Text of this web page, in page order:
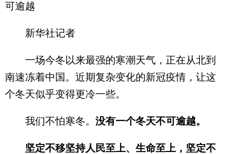
可逾越
新华社记者
一场今冬以来最强的寒潮天气，正在从北到
南速冻着中国。近期复杂变化的新冠疫情，让这
个冬天似乎变得更冷一些。
我们不怕寒冬。 没有一个冬天不可逾越。
坚定不移坚持人民至上、生命至上，坚定不